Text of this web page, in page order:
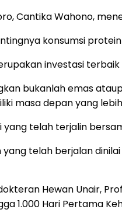
Cantika Wahono,
konsumsi
investasi
bukanlah emas
masa depan yang lebih
yang telah terjalin
telah berjalan
Hewan Unair,
1.000 Hari Pertama